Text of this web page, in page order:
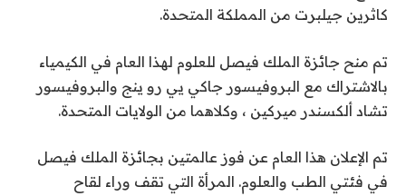
كاثرين جيلبرت من المملكة المتحدة.
تم منح جائزة الملك فيصل للعلوم لهذا العام في الكيمياء
بالاشتراك مع البروفيسور جاكي يي رو ينج والبروفيسور
تشاد ألكسندر ميركين ، وكلاهما من الولايات المتحدة.
تم الإعلان هذا العام عن فوز عالمتين بجائزة الملك فيصل
في فئتي الطب والعلوم. المرأة التي تقف وراء لقاح